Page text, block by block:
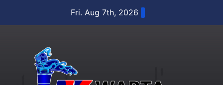
Fri. Aug 7th, 2026